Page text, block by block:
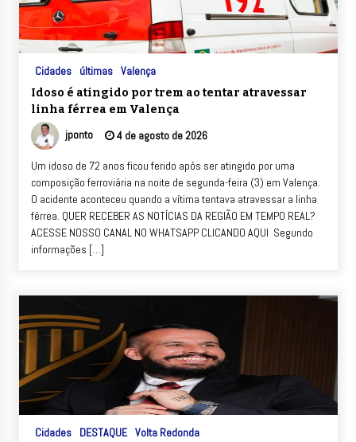
Cidades últimas Valença
Idoso é atingido por trem ao tentar atravessar
linha férrea em Valença
jponto 4 de agosto de 2026
Um idoso de 72 anos ficou ferido após ser atingido por uma
composição ferroviária na noite de segunda-feira (3) em Valença.
O acidente aconteceu quando a vítima tentava atravessar a linha
férrea. QUER RECEBER AS NOTÍCIAS DA REGIÃO EM TEMPO REAL?
ACESSE NOSSO CANAL NO WHATSAPP CLICANDO AQUI Segundo
informações […]
Cidades DESTAQUE Volta Redonda